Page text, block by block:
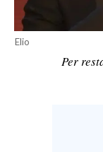
LAVORO
BANDI
SPORT IN
Elio
Per